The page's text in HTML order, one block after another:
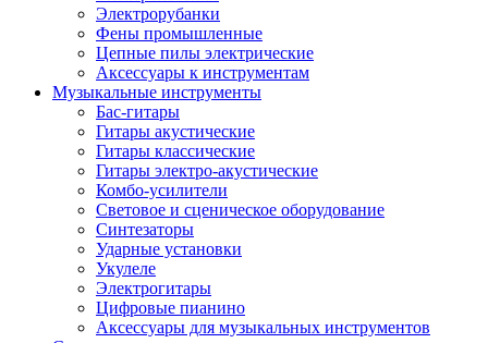
Электрорубанки
Фены промышленные
Цепные пилы электрические
Аксессуары к инструментам
Музыкальные инструменты
Бас-гитары
Гитары акустические
Гитары классические
Гитары электро-акустические
Комбо-усилители
Световое и сценическое оборудование
Синтезаторы
Ударные установки
Укулеле
Электрогитары
Цифровые пианино
Аксессуары для музыкальных инструментов